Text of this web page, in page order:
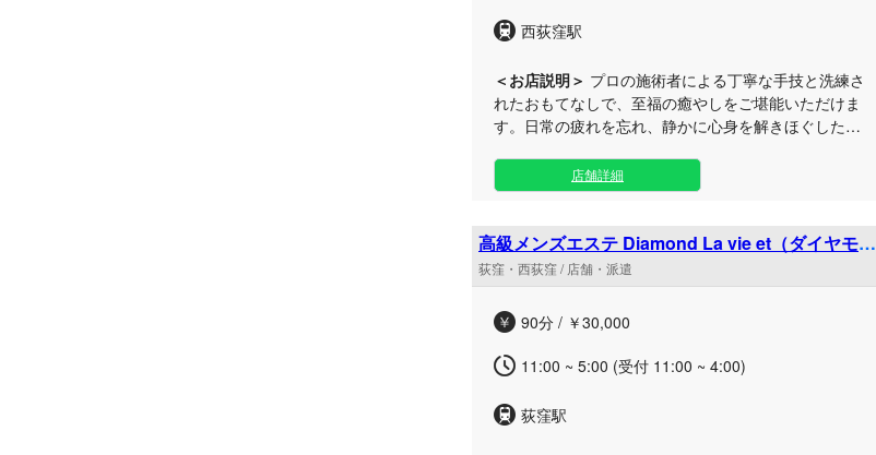
西荻窪駅
＜お店説明＞ プロの施術者による丁寧な手技と洗練さ
れたおもてなしで、至福の癒やしをご堪能いただけま
す。日常の疲れを忘れ、静かに心身を解きほぐしたい
れたセラピストが、お客様お一人おひとりに寄り添
窪駅からのアクセスもしやすい静かなエリアのルーム
にて、周囲を気にせず過ごせる落ち着いたプライベー
ト空間をご用意いたしました。 お仕事帰りの遅い時間
や休日のお出かけの合間など、スキマ時間のリフレッ
シュにも最適です。心から寛げる上質な空間と卓越し
た技術で、日頃のコリや疲労をじっくりと癒やす特別
なひとときをお過ごしください。
店舗詳細
高級メンズエステ Diamond La vie et（ダイヤモン
ドラヴィエ）荻窪ルーム
荻窪・西荻窪 / 店舗・派遣
90分 / ￥30,000
11:00 ~ 5:00 (受付 11:00 ~ 4:00)
荻窪駅